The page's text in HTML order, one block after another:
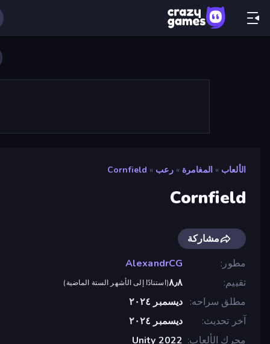
الألعاب » المغامرة » رعب »
Cornfield
Cornfield
مشاركة
مطور
AlexandrCG
تقييم
٨٫٨(استنادًا إلى الأشهر الستة الماضية)
مطلق سراحه
ديسمبر ٢٠٢٤
آخر تحديث
ديسمبر ٢٠٢٤
محرك الألعاب Unity 2022